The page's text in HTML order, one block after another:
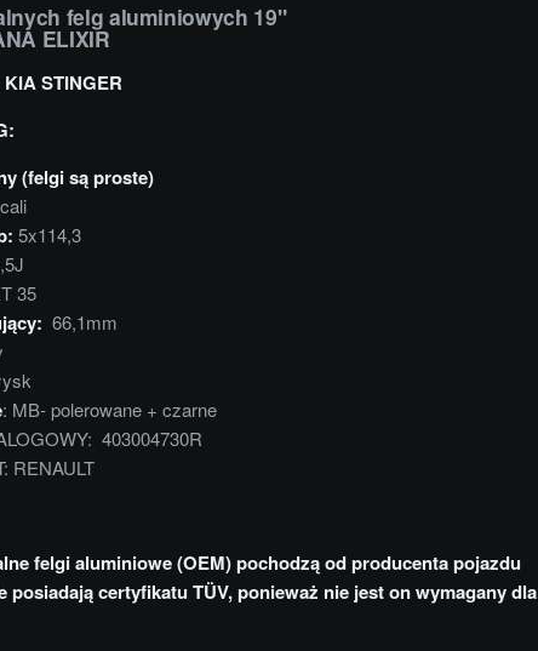
felg aluminiowych 19"
ELIXIR
KIA STINGER
(felgi są proste)
5x114,3
35
66,1mm
: MB- polerowane + czarne
403004730R
RENAULT
felgi aluminiowe (OEM) pochodzą od producenta pojazdu
posiadają certyfikatu TÜV, ponieważ nie jest on wymagany dla